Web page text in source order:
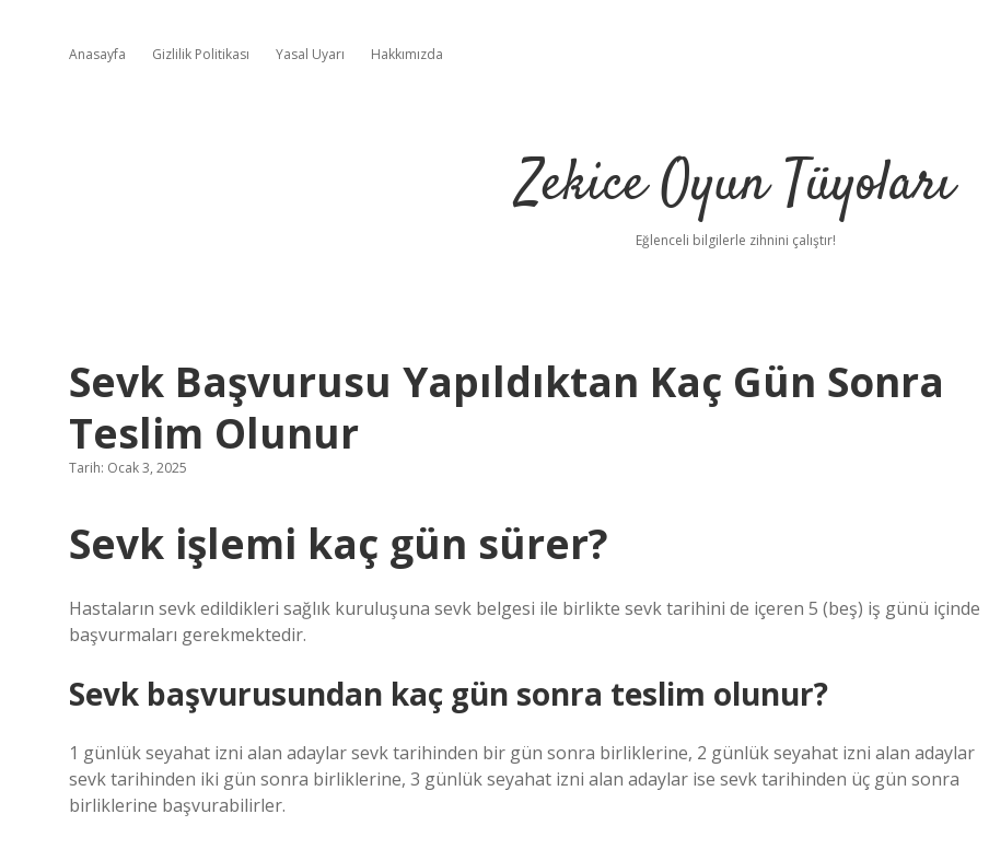
Anasayfa Gizlilik Politikası Yasal Uyarı Hakkımızda
Zekice Oyun Tüyoları
Eğlenceli bilgilerle zihnini çalıştır!
Sevk Başvurusu Yapıldıktan Kaç Gün Sonra
Teslim Olunur
Tarih: Ocak 3, 2025
Sevk işlemi kaç gün sürer?
Hastaların sevk edildikleri sağlık kuruluşuna sevk belgesi ile birlikte sevk tarihini de içeren 5 (beş) iş günü içinde
başvurmaları gerekmektedir.
Sevk başvurusundan kaç gün sonra teslim olunur?
1 günlük seyahat izni alan adaylar sevk tarihinden bir gün sonra birliklerine, 2 günlük seyahat izni alan adaylar
sevk tarihinden iki gün sonra birliklerine, 3 günlük seyahat izni alan adaylar ise sevk tarihinden üç gün sonra
birliklerine başvurabilirler.
https://ilbet.online/